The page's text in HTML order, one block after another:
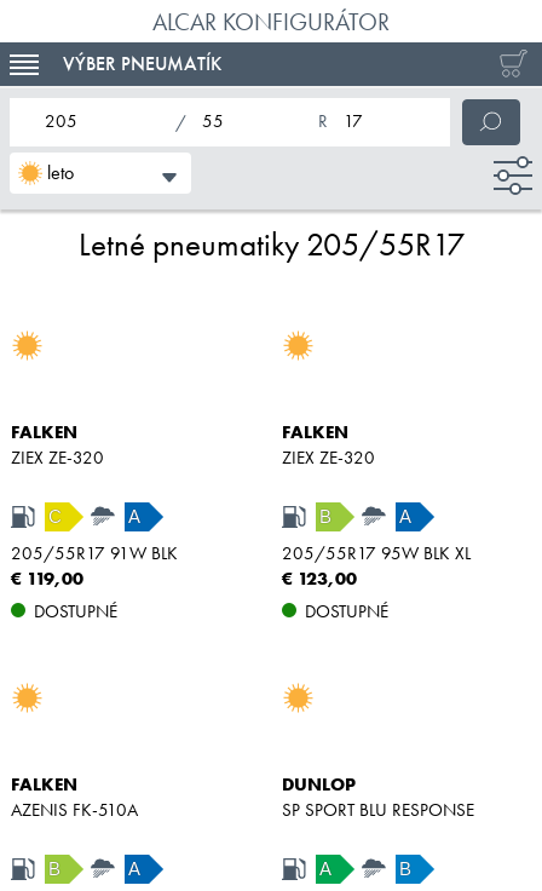
ALCAR KONFIGURÁTOR
TOGGLE NAVIGATION
VÝBER PNEUMATÍK
leto
nominálna šírka pneumatiky
profil pneumatiky
nominálny priemer pneumatiky
Letné pneumatiky 205/55R17
FALKEN
ZIEX ZE-320
C A
205/55R17 91W BLK
€ 119,00
DOSTUPNÉ
FALKEN
ZIEX ZE-320
B A
205/55R17 95W BLK XL
€ 123,00
DOSTUPNÉ
FALKEN
AZENIS FK-510A
B A
DUNLOP
SP SPORT BLU RESPONSE
A B